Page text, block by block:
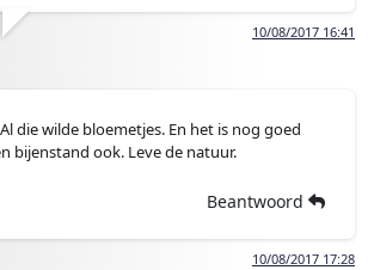
10/08/2017 16:41
die wilde bloemetjes. En het is nog goed
bijenstand ook. Leve de natuur.
Beantwoord
10/08/2017 17:28